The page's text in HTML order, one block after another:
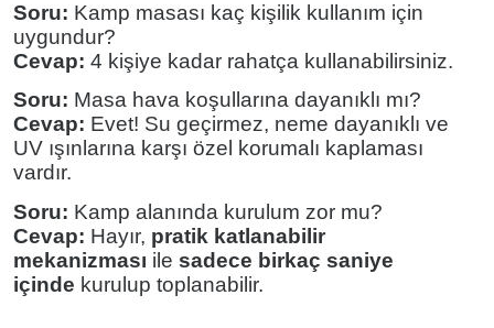
Soru: Kamp masası kaç kişilik kullanım için
uygundur?
Cevap: 4 kişiye kadar rahatça kullanabilirsiniz.
Soru: Masa hava koşullarına dayanıklı mı?
Cevap: Evet! Su geçirmez, neme dayanıklı ve
UV ışınlarına karşı özel korumalı kaplaması
vardır.
Soru: Kamp alanında kurulum zor mu?
Cevap: Hayır, pratik katlanabilir
mekanizması ile sadece birkaç saniye
içinde kurulup toplanabilir.